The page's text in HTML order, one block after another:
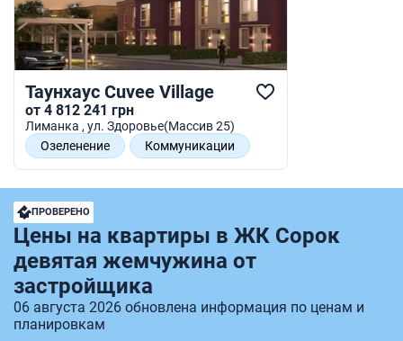
Таунхаус Cuvee Village
от 4 812 241 грн
Лиманка , ул. Здоровье(Массив 25)
Озеленение
Коммуникации
Автономность
ПРОВЕРЕНО
Цены на квартиры в ЖК Сорок
девятая жемчужина от
застройщика
06 августа 2026 обновлена информация по ценам и
планировкам